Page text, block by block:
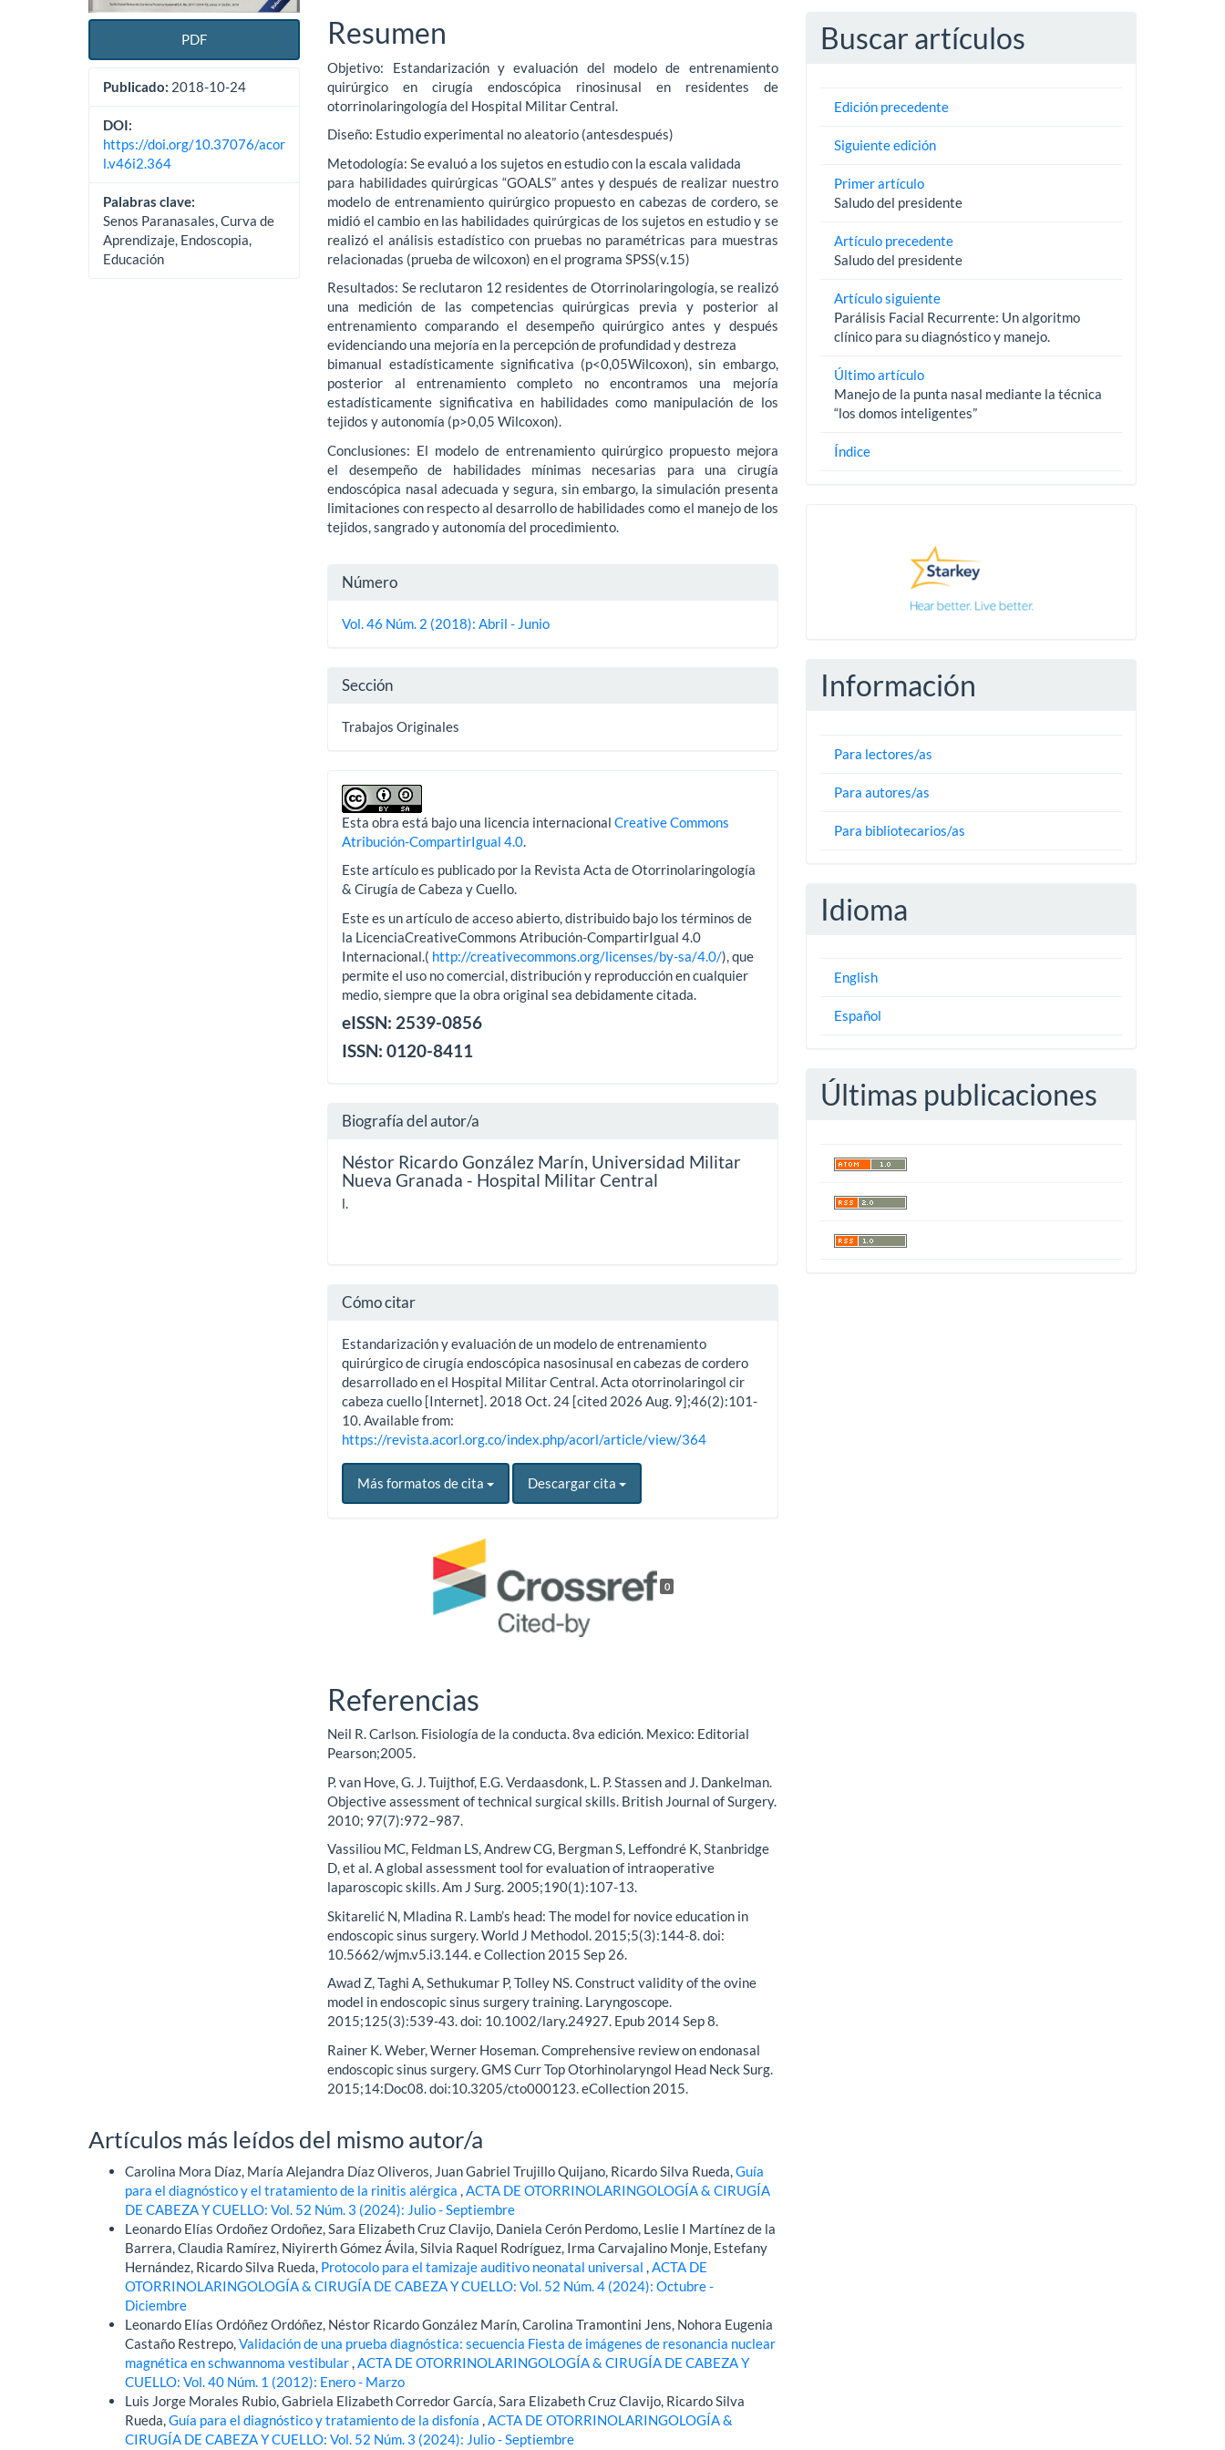
PDF
Publicado: 2018-10-24
DOI:
https://doi.org/10.37076/acor
l.v46i2.364
Palabras clave:
Senos Paranasales, Curva de
Aprendizaje, Endoscopia,
Educación
Resumen
Objetivo: Estandarización y evaluación del modelo de entrenamiento
quirúrgico en cirugía endoscópica rinosinusal en residentes de
otorrinolaringología del Hospital Militar Central.
Diseño: Estudio experimental no aleatorio (antesdespués)
Metodología: Se evaluó a los sujetos en estudio con la escala validada
para habilidades quirúrgicas “GOALS” antes y después de realizar nuestro
modelo de entrenamiento quirúrgico propuesto en cabezas de cordero, se
midió el cambio en las habilidades quirúrgicas de los sujetos en estudio y se
realizó el análisis estadístico con pruebas no paramétricas para muestras
relacionadas (prueba de wilcoxon) en el programa SPSS(v.15)
Resultados: Se reclutaron 12 residentes de Otorrinolaringología, se realizó
una medición de las competencias quirúrgicas previa y posterior al
entrenamiento comparando el desempeño quirúrgico antes y después
evidenciando una mejoría en la percepción de profundidad y destreza
bimanual estadísticamente significativa (p<0,05Wilcoxon), sin embargo,
posterior al entrenamiento completo no encontramos una mejoría
estadísticamente significativa en habilidades como manipulación de los
tejidos y autonomía (p>0,05 Wilcoxon).
Conclusiones: El modelo de entrenamiento quirúrgico propuesto mejora
el desempeño de habilidades mínimas necesarias para una cirugía
endoscópica nasal adecuada y segura, sin embargo, la simulación presenta
limitaciones con respecto al desarrollo de habilidades como el manejo de los
tejidos, sangrado y autonomía del procedimiento.
Detalles
del
Número
Vol. 46 Núm. 2 (2018): Abril - Junio
Sección
Trabajos Originales
Esta obra está bajo una licencia internacionalCreative Commons
Atribución-CompartirIgual 4.0
Este artículo es publicado por la Revista Acta de Otorrinolaringología
& Cirugía de Cabeza y Cuello.
Este es un artículo de acceso abierto, distribuido bajo los términos de
la LicenciaCreativeCommons Atribución-CompartirIgual 4.0
Internacional.( http://creativecommons.org/licenses/by-sa/4.0/), que
permite el uso no comercial, distribución y reproducción en cualquier
medio, siempre que la obra original sea debidamente citada.
eISSN: 2539-0856
ISSN: 0120-8411
Biografía del autor/a
Néstor Ricardo González Marín, Universidad Militar
Nueva Granada - Hospital Militar Central
l.
Cómo citar
Estandarización y evaluación de un modelo de entrenamiento
quirúrgico de cirugía endoscópica nasosinusal en cabezas de cordero
desarrollado en el Hospital Militar Central. Acta otorrinolaringol cir
cabeza cuello [Internet]. 2018 Oct. 24 [cited 2026 Aug. 9];46(2):101-
10. Available from:
https://revista.acorl.org.co/index.php/acorl/article/view/364
Más formatos de cita Descargar cita
0
Referencias
Neil R. Carlson. Fisiología de la conducta. 8va edición. Mexico: Editorial
Pearson;2005.
P. van Hove, G. J. Tuijthof, E.G. Verdaasdonk, L. P. Stassen and J. Dankelman.
Objective assessment of technical surgical skills. British Journal of Surgery.
2010; 97(7):972–987.
Vassiliou MC, Feldman LS, Andrew CG, Bergman S, Leffondré K, Stanbridge
D, et al. A global assessment tool for evaluation of intraoperative
laparoscopic skills. Am J Surg. 2005;190(1):107-13.
Skitarelić N, Mladina R. Lamb’s head: The model for novice education in
endoscopic sinus surgery. World J Methodol. 2015;5(3):144-8. doi:
10.5662/wjm.v5.i3.144. e Collection 2015 Sep 26.
Awad Z, Taghi A, Sethukumar P, Tolley NS. Construct validity of the ovine
model in endoscopic sinus surgery training. Laryngoscope.
2015;125(3):539-43. doi: 10.1002/lary.24927. Epub 2014 Sep 8.
Rainer K. Weber, Werner Hoseman. Comprehensive review on endonasal
endoscopic sinus surgery. GMS Curr Top Otorhinolaryngol Head Neck Surg.
2015;14:Doc08. doi:10.3205/cto000123. eCollection 2015.
Artículos más leídos del mismo autor/a
Carolina Mora Díaz, María Alejandra Díaz Oliveros, Juan Gabriel Trujillo Quijano, Ricardo Silva Rueda,Guía
para el diagnóstico y el tratamiento de la rinitis alérgica,ACTA DE OTORRINOLARINGOLOGÍA & CIRUGÍA
DE CABEZA Y CUELLO: Vol. 52 Núm. 3 (2024): Julio - Septiembre
Leonardo Elías Ordoñez Ordoñez, Sara Elizabeth Cruz Clavijo, Daniela Cerón Perdomo, Leslie I Martínez de la
Barrera, Claudia Ramírez, Niyirerth Gómez Ávila, Silvia Raquel Rodríguez, Irma Carvajalino Monje, Estefany
Hernández, Ricardo Silva Rueda, Protocolo para el tamizaje auditivo neonatal universal,ACTA DE
OTORRINOLARINGOLOGÍA & CIRUGÍA DE CABEZA Y CUELLO: Vol. 52 Núm. 4 (2024): Octubre -
Diciembre
Leonardo Elías Ordóñez Ordóñez, Néstor Ricardo González Marín, Carolina Tramontini Jens, Nohora Eugenia
Castaño Restrepo,Validación de una prueba diagnóstica: secuencia Fiesta de imágenes de resonancia nuclear
magnética en schwannoma vestibular,ACTA DE OTORRINOLARINGOLOGÍA & CIRUGÍA DE CABEZA Y
CUELLO: Vol. 40 Núm. 1 (2012): Enero - Marzo
Luis Jorge Morales Rubio, Gabriela Elizabeth Corredor García, Sara Elizabeth Cruz Clavijo, Ricardo Silva
Rueda,Guía para el diagnóstico y tratamiento de la disfonía,ACTA DE OTORRINOLARINGOLOGÍA &
CIRUGÍA DE CABEZA Y CUELLO: Vol. 52 Núm. 3 (2024): Julio - Septiembre
Buscar artículos
Edición precedente
Siguiente edición
Primer artículo
Saludo del presidente
Artículo precedente
Saludo del presidente
Artículo siguiente
Parálisis Facial Recurrente: Un algoritmo
clínico para su diagnóstico y manejo.
Último artículo
Manejo de la punta nasal mediante la técnica
“los domos inteligentes”
Índice
Información
Para lectores/as
Para autores/as
Para bibliotecarios/as
Idioma
English
Español
Últimas publicaciones